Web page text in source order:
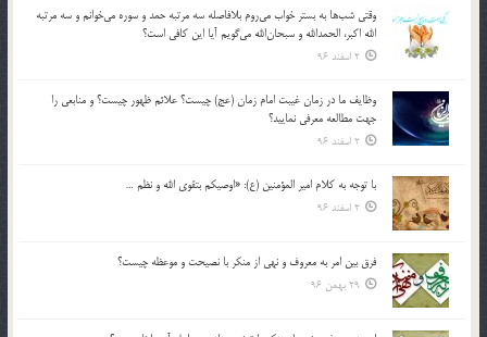
وقتي شب‌ها به بستر خواب مي‌روم بلافاصله سه مرتبه حمد و سوره مي‌خوانم و سه مرتبه
الله اكبر، الحمدالله و سبحان‌الله مي‌گويم آيا اين كافي است؟
2 اسفند 96
وظايف ما در زمان غيبت امام زمان (عج) چيست؟ علائم ظهور چيست؟ و منابعي را
جهت مطالعه معرفي نماييد؟
2 اسفند 96
با توجه به كلام امير المؤمنين (ع): «اوصيكم بتقوي الله و نظم …
2 اسفند 96
فرق بين امر به معروف و نهي از منكر با نصيحت و موعظه چيست؟
29 بهمن 96